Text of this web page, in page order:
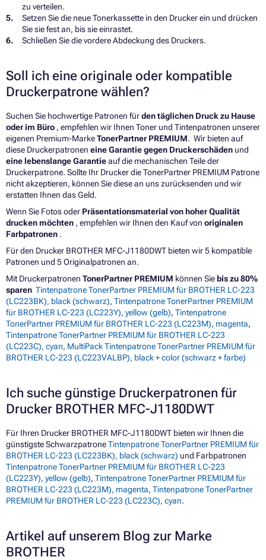
zu verteilen.
Setzen Sie die neue Tonerkassette in den Drucker ein und drücken
Sie sie fest an, bis sie einrastet.
Schließen Sie die vordere Abdeckung des Druckers.
Soll ich eine originale oder kompatible
Druckerpatrone wählen?
Suchen Sie hochwertige Patronen fürden täglichen Druck zu Hause
oder im Büro , empfehlen wir Ihnen Toner und Tintenpatronen unserer
eigenen Premium-MarkeTonerPartner PREMIUM. Wir bieten auf
diese Druckerpatronen eine Garantie gegen Druckerschäden und
eine lebenslange Garantieauf die mechanischen Teile der
Druckerpatrone. Sollte Ihr Drucker die TonerPartner PREMIUM Patrone
nicht akzeptieren, können Sie diese an uns zurücksenden und wir
erstatten Ihnen das Geld.
Wenn Sie Fotos oder Präsentationsmaterial von hoher Qualität
drucken möchten , empfehlen wir Ihnen den Kauf von originalen
Farbpatronen .
Für den Drucker BROTHER MFC-J1180DWT bieten wir 5 kompatible
Patronen und 5 Originalpatronen an.
Mit Druckerpatronen TonerPartner PREMIUM können Sie bis zu 80%
sparen Tintenpatrone TonerPartner PREMIUM für BROTHER LC-223
(LC223BK), black (schwarz), Tintenpatrone TonerPartner PREMIUM
für BROTHER LC-223 (LC223Y), yellow (gelb), Tintenpatrone
TonerPartner PREMIUM für BROTHER LC-223 (LC223M), magenta,
Tintenpatrone TonerPartner PREMIUM für BROTHER LC-223
(LC223C), cyan, MultiPack Tintenpatrone TonerPartner PREMIUM für
BROTHER LC-223 (LC223VALBP), black + color (schwarz + farbe)
Ich suche günstige Druckerpatronen für
Drucker BROTHER MFC-J1180DWT
Für Ihren Drucker BROTHER MFC-J1180DWT bieten wir Ihnen die
günstigste SchwarzpatroneTintenpatrone TonerPartner PREMIUM für
BROTHER LC-223 (LC223BK), black (schwarz) und Farbpatronen
Tintenpatrone TonerPartner PREMIUM für BROTHER LC-223
(LC223Y), yellow (gelb), Tintenpatrone TonerPartner PREMIUM für
BROTHER LC-223 (LC223M), magenta, Tintenpatrone TonerPartner
PREMIUM für BROTHER LC-223 (LC223C), cyan.
Artikel auf unserem Blog zur Marke
BROTHER